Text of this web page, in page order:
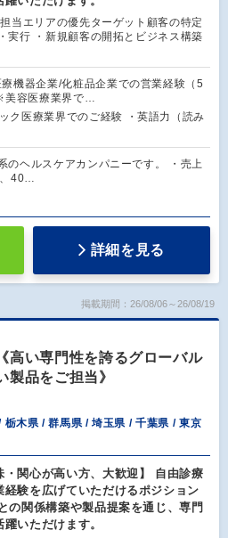
当エリアの優先ターゲット顧客の特定
実行 ・新規顧客の開拓とビジネス構築
療機器企業/化粧品企業での営業経験（5
容医療業界で…
ク医療業界でのご経験 ・英語力（読み
のヘルスケアカンパニーです。 ・売上
40…
詳細を見る
掲載期間：26/08/06～26/08/19
高い専門性を誇るグローバル
品をご担当》
栃木県 / 群馬県 / 埼玉県 / 千葉県 / 東京
・関心が高い方、大歓迎】 自由診療
経験を広げていただけるポジション
の関係構築や製品提案を通じ、専門
いただけます。